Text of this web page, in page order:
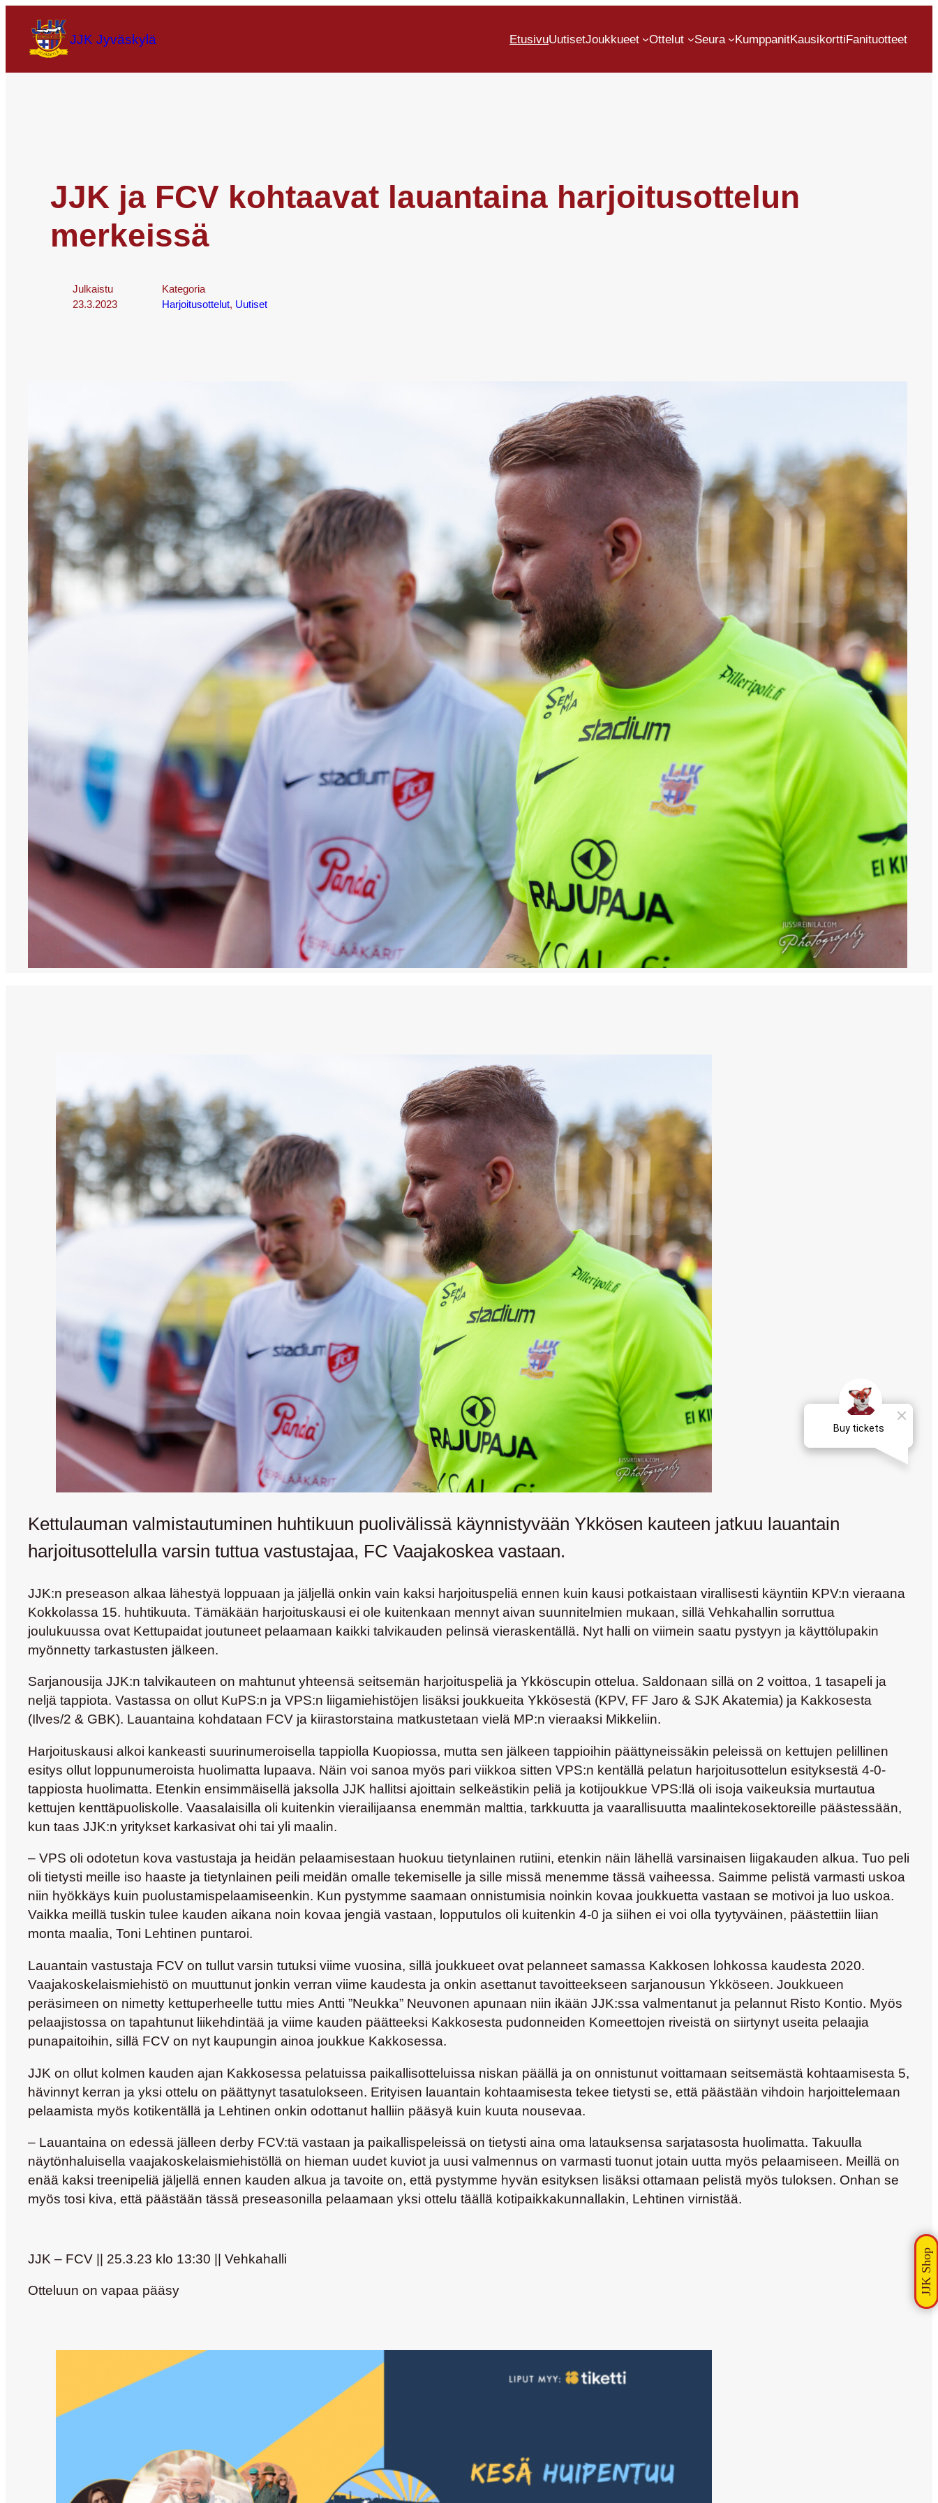
JJK Jyväskylä EtusivuUutisetJoukkueet Ottelut Seura KumppanitKausikorttiFanituotteet
JJK ja FCV kohtaavat lauantaina harjoitusottelun
merkeissä
Julkaistu
23.3.2023
Kategoria
Harjoitusottelut, Uutiset
Kettulauman valmistautuminen huhtikuun puolivälissä käynnistyvään Ykkösen kauteen jatkuu lauantain
harjoitusottelulla varsin tuttua vastustajaa, FC Vaajakoskea vastaan.
JJK:n preseason alkaa lähestyä loppuaan ja jäljellä onkin vain kaksi harjoituspeliä ennen kuin kausi potkaistaan virallisesti käyntiin KPV:n vieraana
Kokkolassa 15. huhtikuuta. Tämäkään harjoituskausi ei ole kuitenkaan mennyt aivan suunnitelmien mukaan, sillä Vehkahallin sorruttua
joulukuussa ovat Kettupaidat joutuneet pelaamaan kaikki talvikauden pelinsä vieraskentällä. Nyt halli on viimein saatu pystyyn ja käyttölupakin
myönnetty tarkastusten jälkeen.
Sarjanousija JJK:n talvikauteen on mahtunut yhteensä seitsemän harjoituspeliä ja Ykköscupin ottelua. Saldonaan sillä on 2 voittoa, 1 tasapeli ja
neljä tappiota. Vastassa on ollut KuPS:n ja VPS:n liigamiehistöjen lisäksi joukkueita Ykkösestä (KPV, FF Jaro & SJK Akatemia) ja Kakkosesta
(Ilves/2 & GBK). Lauantaina kohdataan FCV ja kiirastorstaina matkustetaan vielä MP:n vieraaksi Mikkeliin.
Harjoituskausi alkoi kankeasti suurinumeroisella tappiolla Kuopiossa, mutta sen jälkeen tappioihin päättyneissäkin peleissä on kettujen pelillinen
esitys ollut loppunumeroista huolimatta lupaava. Näin voi sanoa myös pari viikkoa sitten VPS:n kentällä pelatun harjoitusottelun esityksestä 4-0-
tappiosta huolimatta. Etenkin ensimmäisellä jaksolla JJK hallitsi ajoittain selkeästikin peliä ja kotijoukkue VPS:llä oli isoja vaikeuksia murtautua
kettujen kenttäpuoliskolle. Vaasalaisilla oli kuitenkin vierailijaansa enemmän malttia, tarkkuutta ja vaarallisuutta maalintekosektoreille päästessään,
kun taas JJK:n yritykset karkasivat ohi tai yli maalin.
– VPS oli odotetun kova vastustaja ja heidän pelaamisestaan huokuu tietynlainen rutiini, etenkin näin lähellä varsinaisen liigakauden alkua. Tuo peli
oli tietysti meille iso haaste ja tietynlainen peili meidän omalle tekemiselle ja sille missä menemme tässä vaiheessa. Saimme pelistä varmasti uskoa
niin hyökkäys kuin puolustamispelaamiseenkin. Kun pystymme saamaan onnistumisia noinkin kovaa joukkuetta vastaan se motivoi ja luo uskoa.
Vaikka meillä tuskin tulee kauden aikana noin kovaa jengiä vastaan, lopputulos oli kuitenkin 4-0 ja siihen ei voi olla tyytyväinen, päästettiin liian
monta maalia, Toni Lehtinen puntaroi.
Lauantain vastustaja FCV on tullut varsin tutuksi viime vuosina, sillä joukkueet ovat pelanneet samassa Kakkosen lohkossa kaudesta 2020.
Vaajakoskelaismiehistö on muuttunut jonkin verran viime kaudesta ja onkin asettanut tavoitteekseen sarjanousun Ykköseen. Joukkueen
peräsimeen on nimetty kettuperheelle tuttu mies Antti ”Neukka” Neuvonen apunaan niin ikään JJK:ssa valmentanut ja pelannut Risto Kontio. Myös
pelaajistossa on tapahtunut liikehdintää ja viime kauden päätteeksi Kakkosesta pudonneiden Komeettojen riveistä on siirtynyt useita pelaajia
punapaitoihin, sillä FCV on nyt kaupungin ainoa joukkue Kakkosessa.
JJK on ollut kolmen kauden ajan Kakkosessa pelatuissa paikallisotteluissa niskan päällä ja on onnistunut voittamaan seitsemästä kohtaamisesta 5,
hävinnyt kerran ja yksi ottelu on päättynyt tasatulokseen. Erityisen lauantain kohtaamisesta tekee tietysti se, että päästään vihdoin harjoittelemaan
pelaamista myös kotikentällä ja Lehtinen onkin odottanut halliin pääsyä kuin kuuta nousevaa.
– Lauantaina on edessä jälleen derby FCV:tä vastaan ja paikallispeleissä on tietysti aina oma latauksensa sarjatasosta huolimatta. Takuulla
näytönhaluisella vaajakoskelaismiehistöllä on hieman uudet kuviot ja uusi valmennus on varmasti tuonut jotain uutta myös pelaamiseen. Meillä on
enää kaksi treenipeliä jäljellä ennen kauden alkua ja tavoite on, että pystymme hyvän esityksen lisäksi ottamaan pelistä myös tuloksen. Onhan se
myös tosi kiva, että päästään tässä preseasonilla pelaamaan yksi ottelu täällä kotipaikkakunnallakin, Lehtinen virnistää.
JJK – FCV || 25.3.23 klo 13:30 || Vehkahalli
Otteluun on vapaa pääsy